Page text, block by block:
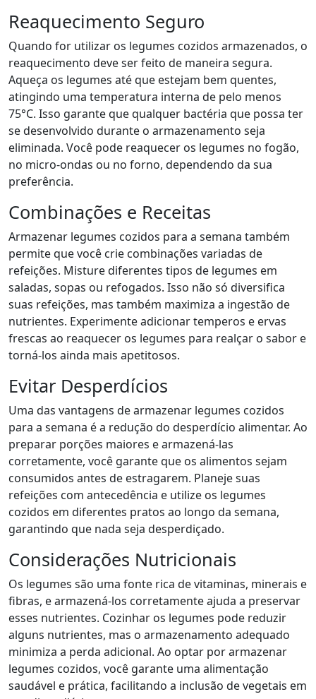
Reaquecimento Seguro
Quando for utilizar os legumes cozidos armazenados, o
reaquecimento deve ser feito de maneira segura.
Aqueça os legumes até que estejam bem quentes,
atingindo uma temperatura interna de pelo menos
75°C. Isso garante que qualquer bactéria que possa ter
se desenvolvido durante o armazenamento seja
eliminada. Você pode reaquecer os legumes no fogão,
no micro-ondas ou no forno, dependendo da sua
preferência.
Combinações e Receitas
Armazenar legumes cozidos para a semana também
permite que você crie combinações variadas de
refeições. Misture diferentes tipos de legumes em
saladas, sopas ou refogados. Isso não só diversifica
suas refeições, mas também maximiza a ingestão de
nutrientes. Experimente adicionar temperos e ervas
frescas ao reaquecer os legumes para realçar o sabor e
torná-los ainda mais apetitosos.
Evitar Desperdícios
Uma das vantagens de armazenar legumes cozidos
para a semana é a redução do desperdício alimentar. Ao
preparar porções maiores e armazená-las
corretamente, você garante que os alimentos sejam
consumidos antes de estragarem. Planeje suas
refeições com antecedência e utilize os legumes
cozidos em diferentes pratos ao longo da semana,
garantindo que nada seja desperdiçado.
Considerações Nutricionais
Os legumes são uma fonte rica de vitaminas, minerais e
fibras, e armazená-los corretamente ajuda a preservar
esses nutrientes. Cozinhar os legumes pode reduzir
alguns nutrientes, mas o armazenamento adequado
minimiza a perda adicional. Ao optar por armazenar
legumes cozidos, você garante uma alimentação
saudável e prática, facilitando a inclusão de vegetais em